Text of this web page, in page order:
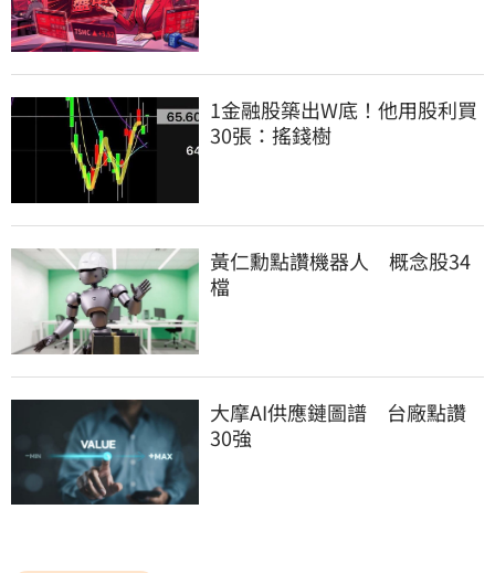
1金融股築出W底！他用股利買
30張：搖錢樹
黃仁勳點讚機器人　概念股34
檔
大摩AI供應鏈圖譜　台廠點讚
30強